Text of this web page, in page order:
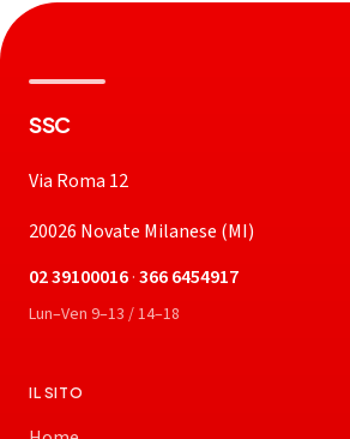
SSC
Via Roma 12
20026 Novate Milanese (MI)
02 39100016·366 6454917
Lun–Ven 9–13 / 14–18
IL SITO